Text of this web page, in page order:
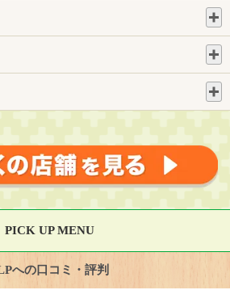
PICK UP MENU
への口コミ・評判